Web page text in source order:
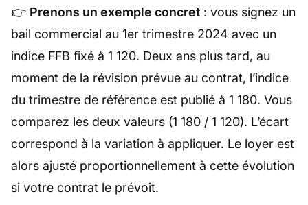
👉 Prenons un exemple concret : vous signez un
bail commercial au 1er trimestre 2024 avec un
indice FFB fixé à 1 120. Deux ans plus tard, au
moment de la révision prévue au contrat, l’indice
du trimestre de référence est publié à 1 180. Vous
comparez les deux valeurs (1 180 / 1 120). L’écart
correspond à la variation à appliquer. Le loyer est
alors ajusté proportionnellement à cette évolution
si votre contrat le prévoit.